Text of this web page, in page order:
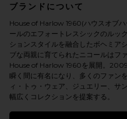
ブランドについて
House of Harlow 1960(ハウスオブ
ールのエフォートレスシックのルッ
ションスタイルを融合したボヘミア
ブな両親に育てられたニコールはフ
House of Harlow 1960を展開。
瞬く間に有名になり、多くのファン
ィ・トゥ・ウェア、ジュエリー、サ
幅広くコレクションを提案する。